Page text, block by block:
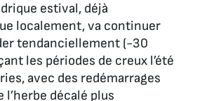
estival, déjà
localement, va continuer
tendanciellement (-30
les périodes de creux l’été
avec des redémarrages
l’herbe décalé plus